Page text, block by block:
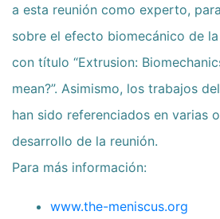
a esta reunión como experto,
sobre el efecto biomecánico de
con título “Extrusion:
mean?”. Asimismo, los trabajos
han sido referenciados en varias
desarrollo de la reunión.
Para más información:
www.the-meniscus.org